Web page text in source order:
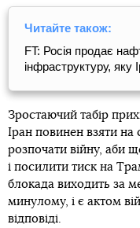
Читайте також:
FT: Росія продає
інфраструктуру, яку
Зростаючий табір
Іран повинен взяти на
розпочати війну, аби
і посилити тиск на
блокада виходить за
минулому, і є актом
відповіді.